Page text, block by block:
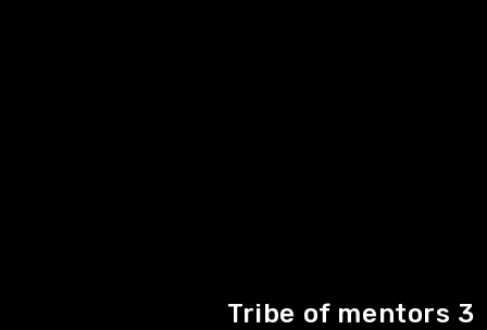
Tribe of mentors 3